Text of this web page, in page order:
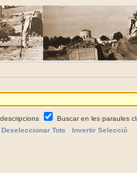
Buscar en les paraules
Deseleccionar Tots Invertir Selecció